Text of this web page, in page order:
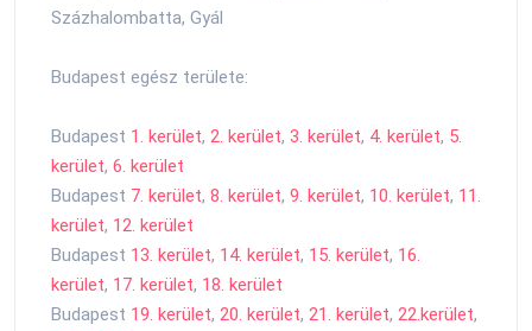
Százhalombatta, Gyál
Budapest egész területe:
Budapest 1. kerület, 2. kerület, 3. kerület, 4. kerület, 5.
kerület, 6. kerület
Budapest 7. kerület, 8. kerület, 9. kerület, 10. kerület, 11.
kerület, 12. kerület
Budapest 13. kerület, 14. kerület, 15. kerület, 16.
kerület, 17. kerület, 18. kerület
Budapest 19. kerület, 20. kerület, 21. kerület, 22.kerület,